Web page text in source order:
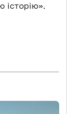
історію».